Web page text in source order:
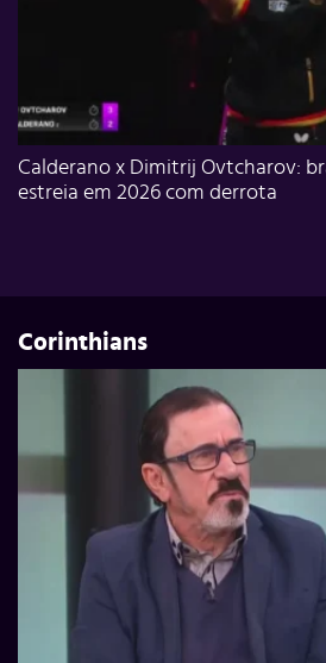
Calderano x Dimitrij Ovtcharov:
estreia em 2026 com derrota
Corinthians